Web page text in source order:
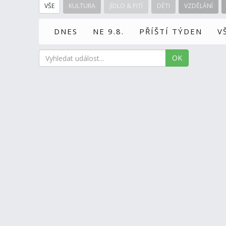
VŠE KULTURA JÍDLO & PITÍ DĚTI VZDĚLÁNÍ
DNES NE 9.8. PŘÍŠTÍ TÝDEN
OK